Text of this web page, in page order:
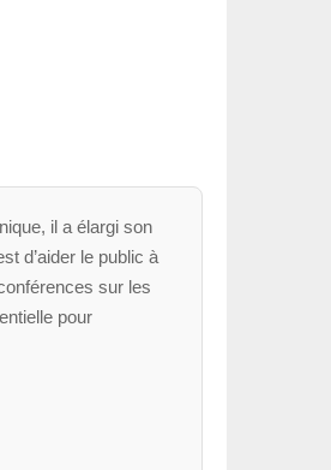
il a élargi son
d’aider le public à
sur les
pour